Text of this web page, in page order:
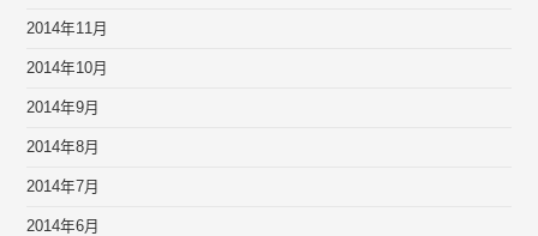
2014年11月
2014年10月
2014年9月
2014年8月
2014年7月
2014年6月